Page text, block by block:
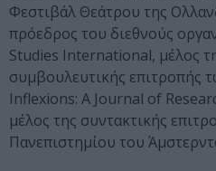
Φεστιβάλ Θεάτρου της
πρόεδρος του διεθνούς
Studies International, μέλος
συμβουλευτικής επιτροπής
Inflexions: A Journal of
μέλος της συντακτικής
Πανεπιστημίου του